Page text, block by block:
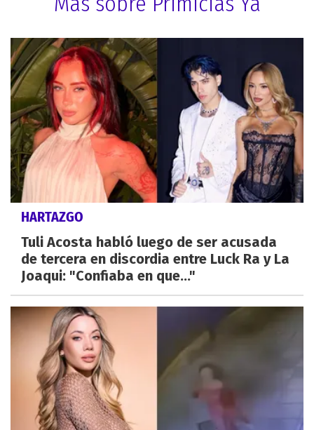
HARTAZGO
Tuli Acosta habló luego de ser acusada
de tercera en discordia entre Luck Ra y La
Joaqui: "Confiaba en que..."